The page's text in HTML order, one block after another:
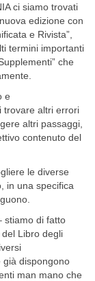
ci siamo trovati
edizione con
e Rivista”,
termini importanti
che
e
trovare altri errori
altri passaggi,
contenuto del
le diverse
in una specifica
stiamo di fatto
Libro degli
già dispongono
man mano che